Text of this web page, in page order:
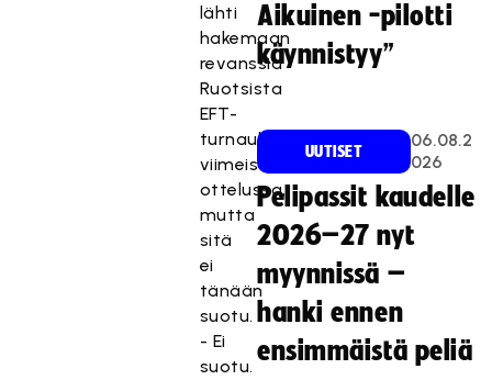
lähti
hakemaan
revanssia
Ruotsista
EFT-
turnauksen
viimeisessä
ottelussa,
mutta
sitä
ei
tänään
suotu.
- Ei
suotu.
Aikuinen -pilotti
käynnistyy”
UUTISET
06.08.2
026
Pelipassit kaudelle
2026–27 nyt
myynnissä –
hanki ennen
ensimmäistä peliä